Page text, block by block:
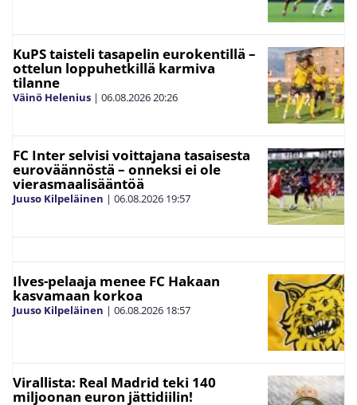
KuPS taisteli tasapelin eurokentillä –
ottelun loppuhetkillä karmiva
tilanne
Väinö Helenius | 06.08.202620:26
FC Inter selvisi voittajana tasaisesta
euroväännöstä – onneksi ei ole
vierasmaalisääntöä
Juuso Kilpeläinen | 06.08.2026 19:57
Ilves-pelaaja menee FC Hakaan
kasvamaan korkoa
Juuso Kilpeläinen | 06.08.2026 18:57
Virallista: Real Madrid teki 140
miljoonan euron jättidiilin!